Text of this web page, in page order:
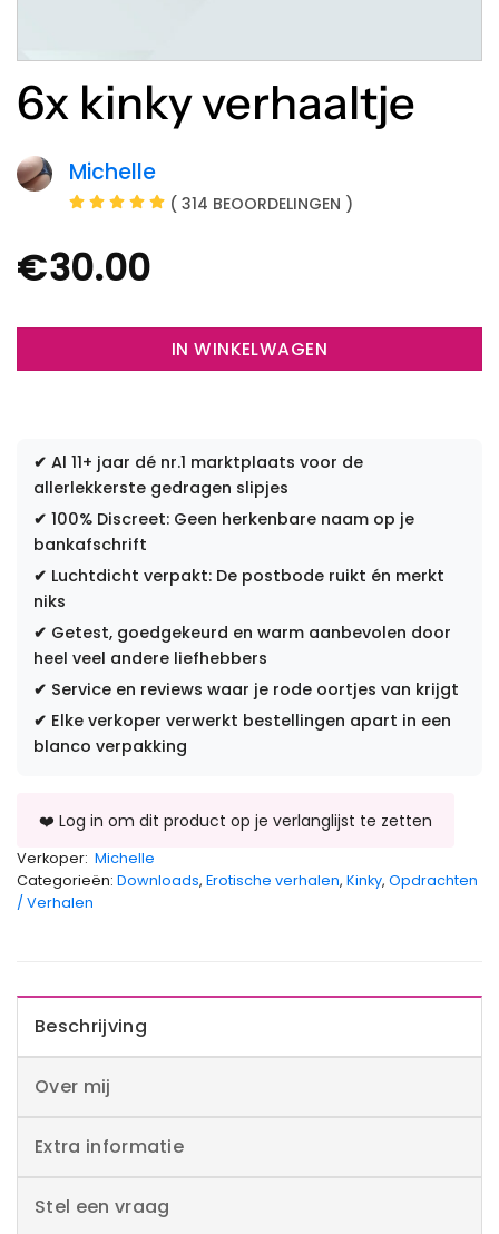
6x kinky verhaaltje
Michelle
( 314 BEOORDELINGEN )
€30.00
IN WINKELWAGEN
✔ Al 11+ jaar dé nr.1 marktplaats voor de
allerlekkerste gedragen slipjes
✔ 100% Discreet: Geen herkenbare naam op je
bankafschrift
✔ Luchtdicht verpakt: De postbode ruikt én merkt
niks
✔ Getest, goedgekeurd en warm aanbevolen door
heel veel andere liefhebbers
✔ Service en reviews waar je rode oortjes van krijgt
✔ Elke verkoper verwerkt bestellingen apart in een
blanco verpakking
Verkoper: Michelle
Categorieën: Downloads, Erotische verhalen, Kinky, Opdrachten
/ Verhalen
Beschrijving
Over mij
Extra informatie
Stel een vraag